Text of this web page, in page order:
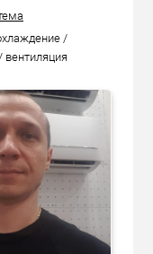
/
вентиляция